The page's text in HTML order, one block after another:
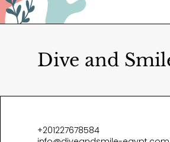
Dive and
+201227678584